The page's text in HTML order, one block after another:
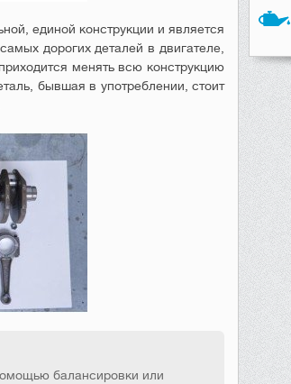
единой конструкции и является
дорогих деталей в двигателе,
менять всю конструкцию
бывшая в употреблении, стоит
балансировки или